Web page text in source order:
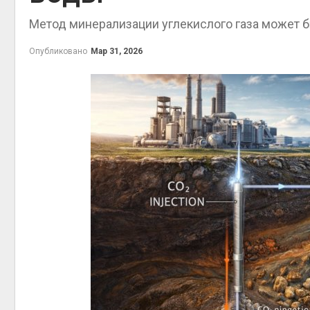
Метод минерализации углекислого газа может
Опубликовано Мар 31, 2026
Авг 7,
Авг 7,